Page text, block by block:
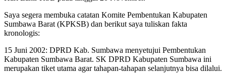
Saya segera membuka catatan Komite Pembentukan Kabupaten
Sumbawa Barat (KPKSB) dan berikut saya tuliskan fakta
kronologis:
15 Juni 2002: DPRD Kab. Sumbawa menyetujui Pembentukan
Kabupaten Sumbawa Barat. SK DPRD Kabupaten Sumbawa ini
merupakan tiket utama agar tahapan-tahapan selanjutnya bisa dilalui.